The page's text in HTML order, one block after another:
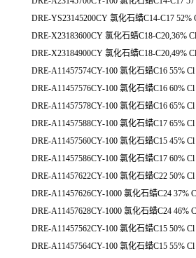
DRE-YS23145200CY 氯化石蜡C14-C17 52%
DRE-X23183600CY 氯化石蜡C18-C20,36%
DRE-X23184900CY 氯化石蜡C18-C20,49%
DRE-A11457574CY-100 氯化石蜡C16 55%
DRE-A11457576CY-100 氯化石蜡C16 60%
DRE-A11457578CY-100 氯化石蜡C16 65%
DRE-A11457588CY-100 氯化石蜡C17 65%
DRE-A11457560CY-100 氯化石蜡C15 45%
DRE-A11457586CY-100 氯化石蜡C17 60%
DRE-A11457622CY-100 氯化石蜡C22 50%
DRE-A11457626CY-1000 氯化石蜡C24 37%
DRE-A11457628CY-1000 氯化石蜡C24 46%
DRE-A11457562CY-100 氯化石蜡C15 50%
DRE-A11457564CY-100 氯化石蜡C15 55%